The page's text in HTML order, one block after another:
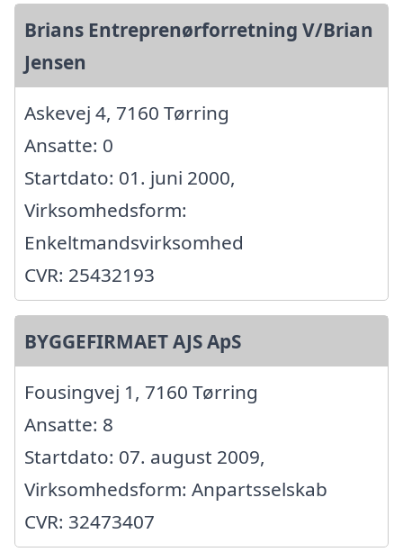
Brians Entreprenørforretning V/Brian
Jensen
Askevej 4, 7160 Tørring
Ansatte: 0
Startdato: 01. juni 2000,
Virksomhedsform:
Enkeltmandsvirksomhed
CVR: 25432193
BYGGEFIRMAET AJS ApS
Fousingvej 1, 7160 Tørring
Ansatte: 8
Startdato: 07. august 2009,
Virksomhedsform: Anpartsselskab
CVR: 32473407